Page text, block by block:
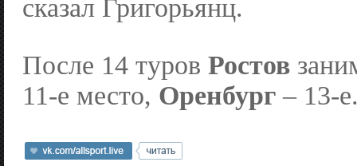
сказал Григорьянц.
После 14 туров Ростов
11-е место, Оренбург – 13-